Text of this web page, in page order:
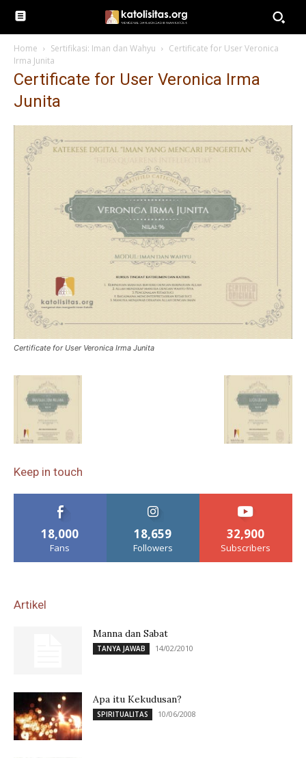
Home Sertifikasi: Iman dan Wahyu
Certificate for User Veronica
Irma Junita
Certificate for User Veronica Irma
Junita
Certificate for User Veronica Irma Junita
Keep in touch
18,000
Fans
18,659
Followers
32,900
Subscribers
Artikel
Manna dan Sabat
TANYA JAWAB 14/02/2010
Apa itu Kekudusan?
SPIRITUALITAS 10/06/2008